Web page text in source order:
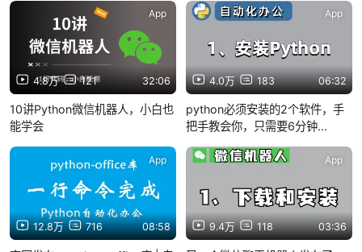
4.8万 121 32:06
App
10讲Python微信机器人，小白也
能学会
4.0万 183 06:32
App
python必须安装的2个软件，手
把手教会你，只需要6分钟
包）
12.8万 716 08:58
App
9.4万 118 03:36
App